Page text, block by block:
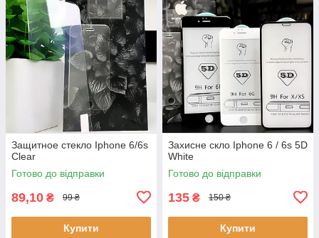
Защитное стекло Iphone 6/6s
Clear
Готово до відправки
89,10 ₴ 99 ₴
Купити
Захисне скло Iphone 6 / 6s 5D
White
Готово до відправки
135 ₴ 150 ₴
Купити